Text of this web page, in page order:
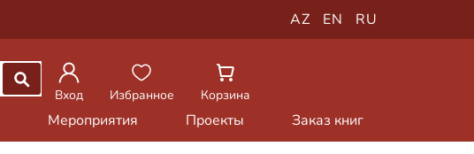
AZ EN RU
Вход
Избранное Корзина
Мероприятия Проекты Заказ книг